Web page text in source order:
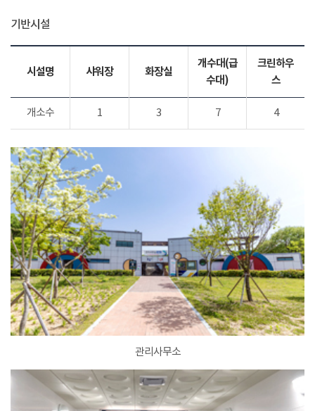
기반시설
시설명 샤워장 화장실
개수대(급
수대)
크린하우
스
개소수 1 3 7 4
관리사무소